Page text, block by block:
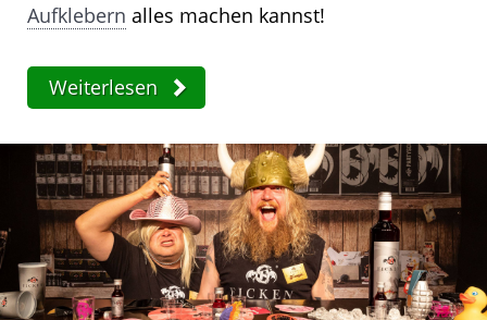
Aufklebern alles machen kannst!
Weiterlesen